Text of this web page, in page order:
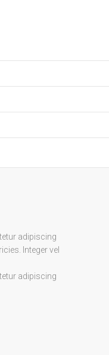
adipiscing
Integer vel
adipiscing